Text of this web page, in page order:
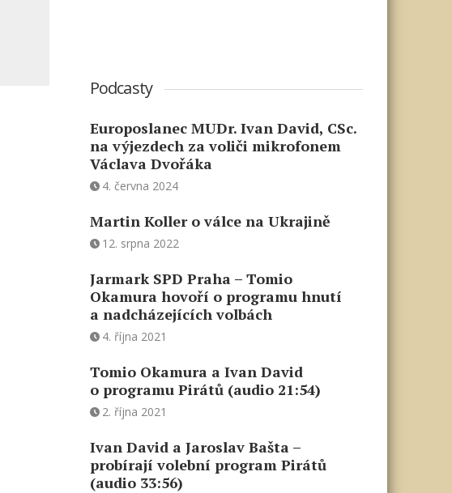
Podcasty
Europoslanec MUDr. Ivan David, CSc.
na výjezdech za voliči mikrofonem
Václava Dvořáka
4. června 2024
Martin Koller o válce na Ukrajině
12. srpna 2022
Jarmark SPD Praha – Tomio
Okamura hovoří o programu hnutí
a nadcházejících volbách
4. října 2021
Tomio Okamura a Ivan David
o programu Pirátů (audio 21:54)
2. října 2021
Ivan David a Jaroslav Bašta –
probírají volební program Pirátů
(audio 33:56)